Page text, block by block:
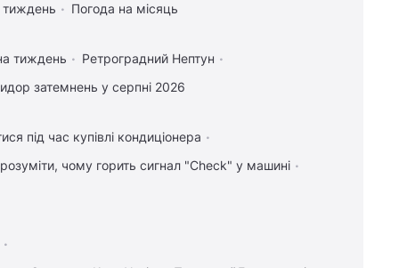
тиждень Погода на місяць
тиждень
Ретроградний Нептун
затемнень у серпні 2026
під час купівлі кондиціонера
чому горить сигнал "Check" у машині